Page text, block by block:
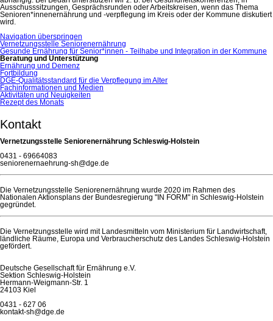
Ausschusssitzungen, Gesprächsrunden oder Arbeitskreisen, wenn das Thema
Senioren*innenernährung und -verpflegung im Kreis oder der Kommune diskutiert
wird.
Navigation überspringen
Vernetzungsstelle Seniorenernährung
Gesunde Ernährung für Senior*innen - Teilhabe und Integration in der Kommune
Beratung und Unterstützung
Ernährung und Demenz
Fortbildung
DGE-Qualitätsstandard für die Verpflegung im Alter
Fachinformationen und Medien
Aktivitäten und Neuigkeiten
Rezept des Monats
Kontakt
Vernetzungsstelle Seniorenernährung Schleswig-Holstein
0431 - 69664083
seniorenernaehrung-sh@dge.de
Die Vernetzungsstelle Seniorenernährung wurde 2020 im Rahmen des
Nationalen Aktionsplans der Bundesregierung "IN FORM" in Schleswig-Holstein
gegründet.
Die Vernetzungsstelle wird mit Landesmitteln vom Ministerium für Landwirtschaft,
ländliche Räume, Europa und Verbraucherschutz des Landes Schleswig-Holstein
gefördert.
Deutsche Gesellschaft für Ernährung e.V.
Sektion Schleswig-Holstein
Hermann-Weigmann-Str. 1
24103 Kiel
0431 - 627 06
kontakt-sh@dge.de